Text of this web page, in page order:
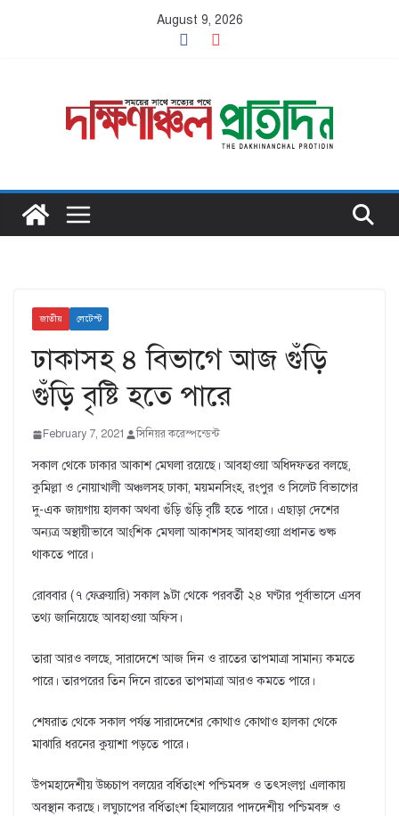
August 9, 2026
জাতীয় লেটেস্ট
ঢাকাসহ ৪ বিভাগে আজ গুঁড়ি
গুঁড়ি বৃষ্টি হতে পারে
February 7, 2021 সিনিয়র করেস্পন্ডেন্ট
সকাল থেকে ঢাকার আকাশ মেঘলা রয়েছে। আবহাওয়া অধিদফতর বলছে,
কুমিল্লা ও নোয়াখালী অঞ্চলসহ ঢাকা, ময়মনসিংহ, রংপুর ও সিলেট বিভাগের
দু-এক জায়গায় হালকা অথবা গুঁড়ি গুঁড়ি বৃষ্টি হতে পারে। এছাড়া দেশের
অন্যত্র অস্থায়ীভাবে আংশিক মেঘলা আকাশসহ আবহাওয়া প্রধানত শুষ্ক
থাকতে পারে।
রোববার (৭ ফেব্রুয়ারি) সকাল ৯টা থেকে পরবর্তী ২৪ ঘণ্টার পূর্বাভাসে এসব
তথ্য জানিয়েছে আবহাওয়া অফিস।
তারা আরও বলছে, সারাদেশে আজ দিন ও রাতের তাপমাত্রা সামান্য কমতে
পারে। তারপরের তিন দিনে রাতের তাপমাত্রা আরও কমতে পারে।
শেষরাত থেকে সকাল পর্যন্ত সারাদেশের কোথাও কোথাও হালকা থেকে
মাঝারি ধরনের কুয়াশা পড়তে পারে।
উপমহাদেশীয় উচ্চচাপ বলয়ের বর্ধিতাংশ পশ্চিমবঙ্গ ও তৎসংলগ্ন এলাকায়
অবস্থান করছে। লঘুচাপের বর্ধিতাংশ হিমালয়ের পাদদেশীয় পশ্চিমবঙ্গ ও